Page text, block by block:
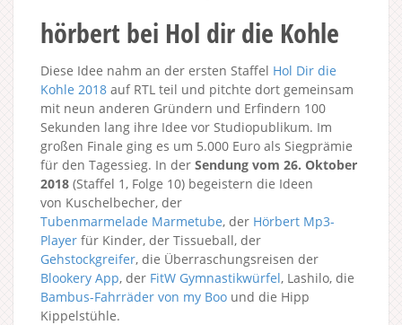
hörbert bei Hol dir die Kohle
Diese Idee nahm an der ersten Staffel Hol Dir die
Kohle 2018 auf RTL teil und pitchte dort gemeinsam
mit neun anderen Gründern und Erfindern 100
Sekunden lang ihre Idee vor Studiopublikum. Im
großen Finale ging es um 5.000 Euro als Siegprämie
für den Tagessieg. In der Sendung vom 26. Oktober
2018 (Staffel 1, Folge 10) begeistern die Ideen
von Kuschelbecher, der
Tubenmarmelade Marmetube, der Hörbert Mp3-
Player für Kinder, der Tissueball, der
Gehstockgreifer, die Überraschungsreisen der
Blookery App, der FitW Gymnastikwürfel, Lashilo, die
Bambus-Fahrräder von my Boo und die Hipp
Kippelstühle.